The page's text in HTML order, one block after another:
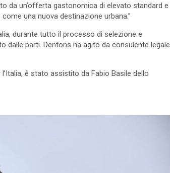
da un’offerta gastonomica di elevato standard e
una nuova destinazione urbana.”
durante tutto il processo di selezione e
parti. Dentons ha agito da consulente legale
è stato assistito da Fabio Basile dello